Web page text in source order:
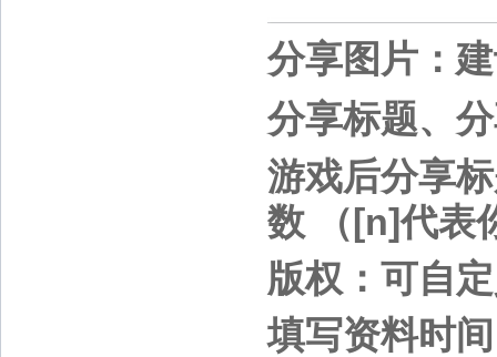
分享图片：
分享标题、
游戏后分享
数 （[n]代表
版权：可自
填写资料时